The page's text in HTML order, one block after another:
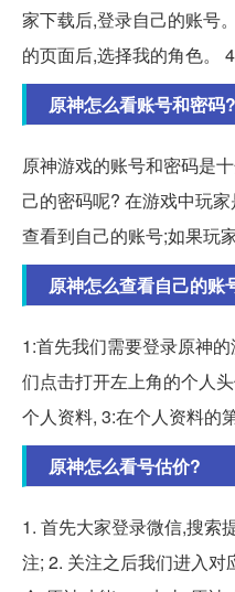
家下载后,登录自己的账号
的页面后,选择我的角色。
原神怎么看账号和密码?
原神游戏的账号和密码是
己的密码呢? 在游戏中玩
查看到自己的账号;如果玩
原神怎么查看自己的账
1:首先我们需要登录原神
们点击打开左上角的个人
个人资料, 3:在个人资料的
原神怎么看号估价?
1. 首先大家登录微信,搜索
注; 2. 关注之后我们进入